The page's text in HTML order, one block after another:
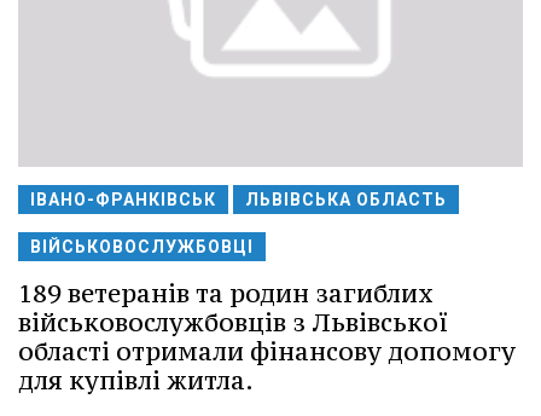
ІВАНО-ФРАНКІВСЬК ЛЬВІВСЬКА ОБЛАСТЬ
ВІЙСЬКОВОСЛУЖБОВЦІ
189 ветеранів та родин загиблих
військовослужбовців з Львівської
області отримали фінансову допомогу
для купівлі житла.